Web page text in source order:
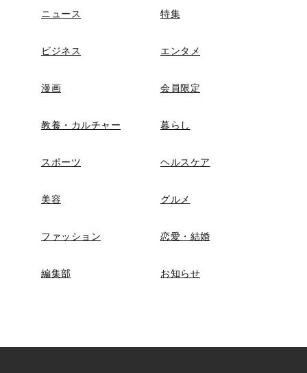
ニュース 特集
ビジネス エンタメ
漫画 会員限定
教養・カルチャー 暮らし
スポーツ ヘルスケア
美容 グルメ
ファッション 恋愛・結婚
編集部 お知らせ